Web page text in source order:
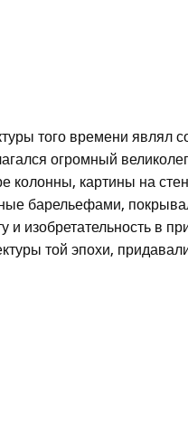
того времени являл
огромный
колонны, картины на
барельефами,
и изобретательность в
той эпохи,